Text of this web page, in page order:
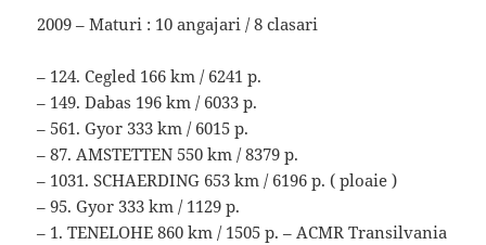
2009 – Maturi : 10 angajari / 8 clasari
– 124. Cegled 166 km / 6241 p.
– 149. Dabas 196 km / 6033 p.
– 561. Gyor 333 km / 6015 p.
– 87. AMSTETTEN 550 km / 8379 p.
– 1031. SCHAERDING 653 km / 6196 p. ( ploaie )
– 95. Gyor 333 km / 1129 p.
– 1. TENELOHE 860 km / 1505 p. – ACMR Transilvania